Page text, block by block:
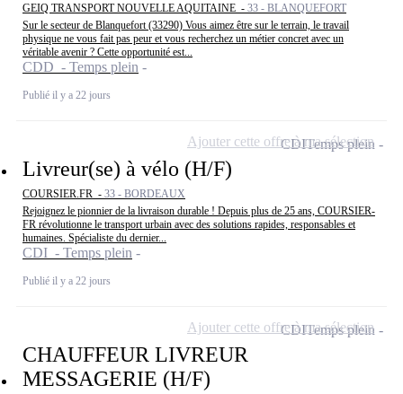
GEIQ TRANSPORT NOUVELLE AQUITAINE - 33 - BLANQUEFORT
Sur le secteur de Blanquefort (33290) Vous aimez être sur le terrain, le travail
physique ne vous fait pas peur et vous recherchez un métier concret avec un
véritable avenir ? Cette opportunité est...
CDD - Temps plein
Publié il y a 22 jours
Livreur(se) à vélo (H/F)
COURSIER.FR - 33 - BORDEAUX
Rejoignez le pionnier de la livraison durable ! Depuis plus de 25 ans, COURSIER-
FR révolutionne le transport urbain avec des solutions rapides, responsables et
humaines. Spécialiste du dernier...
CDI - Temps plein
Publié il y a 22 jours
CDITemps plein
Ajouter cette offre à ma sélection
CHAUFFEUR LIVREUR
MESSAGERIE (H/F)
CDITemps plein
Ajouter cette offre à ma sélection